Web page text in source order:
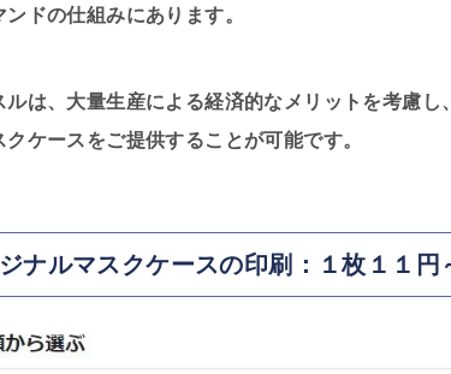
ンドの仕組みにあります。
ルは、大量生産による経済的なメリットを考慮
クケースをご提供することが可能です。
ナルマスクケースの印刷：１枚１１円